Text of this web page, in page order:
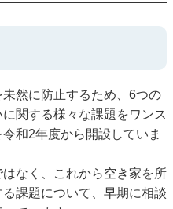
然に防止するため、6つの
関する様々な課題をワンス
和2年度から開設していま
なく、これから空き家を所
課題について、早期に相談